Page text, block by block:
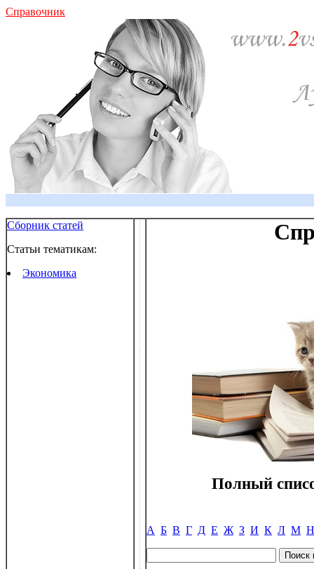
Справочник
Сборник статей
Статьи тематикам:
Экономика
Полный
А Б В Г Д Е Ж З И К Л М Н